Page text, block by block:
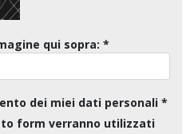
qui sopra: *
dei miei dati personali *
form verranno utilizzati